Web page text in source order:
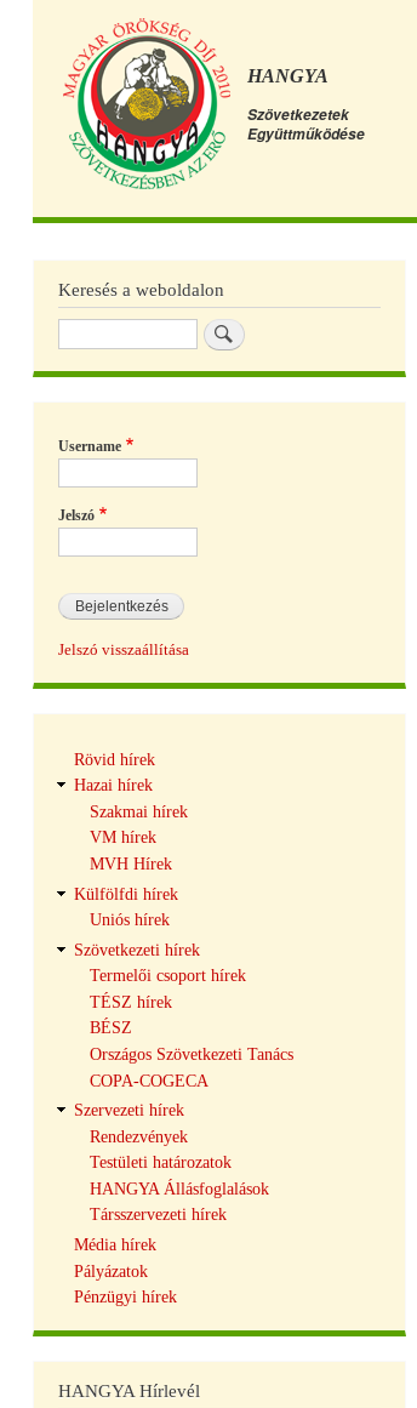
HANGYA
Szövetkezetek
Együttműködése
Főmenü
Keresés a weboldalon
Username
Jelszó
Jelszó visszaállítása
navigáció
Rövid hírek
Hazai hírek
Szakmai hírek
VM hírek
MVH Hírek
Külfölfdi hírek
Uniós hírek
Szövetkezeti hírek
Termelői csoport hírek
TÉSZ hírek
BÉSZ
Országos Szövetkezeti Tanács
COPA-COGECA
Szervezeti hírek
Rendezvények
Testületi határozatok
HANGYA Állásfoglalások
Társszervezeti hírek
Média hírek
Pályázatok
Pénzügyi hírek
HANGYA Hírlevél